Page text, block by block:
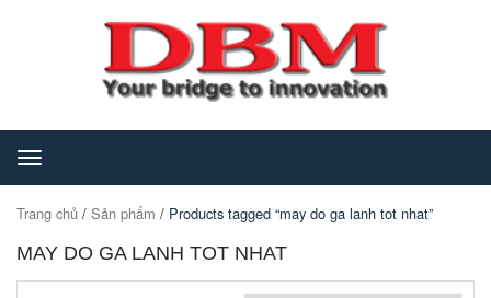
Toggle
navigation
Trang chủ / Sản phẩm / Products tagged “may do ga lanh tot nhat”
MAY DO GA LANH TOT NHAT